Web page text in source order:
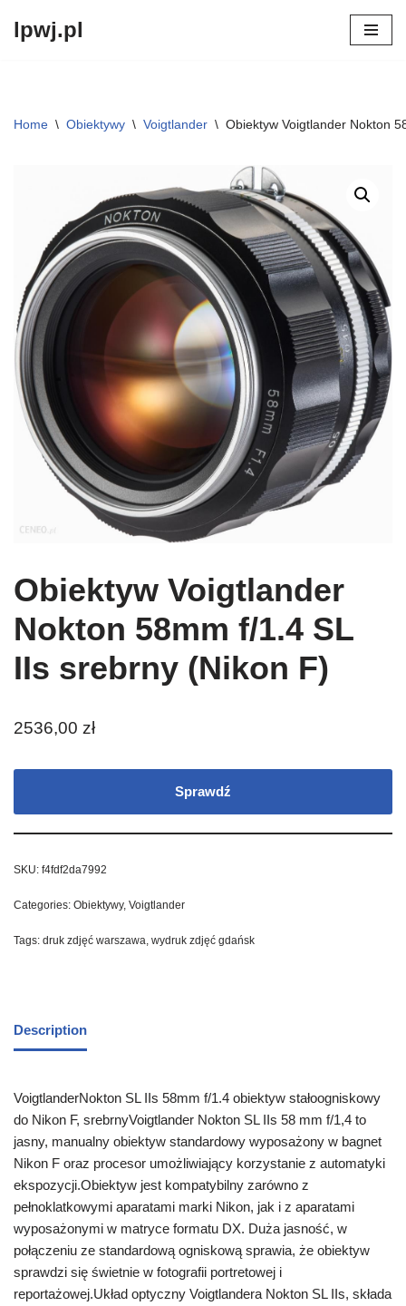
lpwj.pl
Home \ Obiektywy \ Voigtlander \ Obiektyw Voigtlander Nokton
Obiektyw Voigtlander
Nokton 58mm f/1.4 SL
IIs srebrny (Nikon F)
2536,00 zł
Sprawdź
SKU: f4fdf2da7992
Categories: Obiektywy, Voigtlander
Tags: druk zdjęć warszawa wydruk zdjęć gdańsk
Description
VoigtlanderNokton SL IIs 58mm f/1.4 obiektyw stałoogniskowy
do Nikon F, srebrnyVoigtlander Nokton SL IIs 58 mm f/1,4 to
jasny, manualny obiektyw standardowy wyposażony w bagnet
Nikon F oraz procesor umożliwiający korzystanie z automatyki
ekspozycji.Obiektyw jest kompatybilny zarówno z
pełnoklatkowymi aparatami marki Nikon, jak i z aparatami
wyposażonymi w matryce formatu DX. Duża jasność, w
połączeniu ze standardową ogniskową sprawia, że obiektyw
sprawdzi się świetnie w fotografii portretowej i
reportażowej.Układ optyczny Voigtlandera Nokton SL IIs, składa